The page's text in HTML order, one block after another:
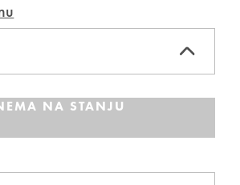
NA STANJU